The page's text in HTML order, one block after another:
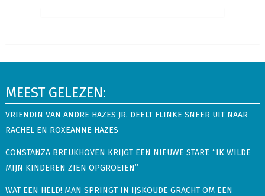
MEEST GELEZEN:
VRIENDIN VAN ANDRE HAZES JR. DEELT FLINKE SNEER UIT NAAR
RACHEL EN ROXEANNE HAZES
CONSTANZA BREUKHOVEN KRIJGT EEN NIEUWE START: “IK WILDE
MIJN KINDEREN ZIEN OPGROEIEN”
WAT EEN HELD! MAN SPRINGT IN IJSKOUDE GRACHT OM EEN